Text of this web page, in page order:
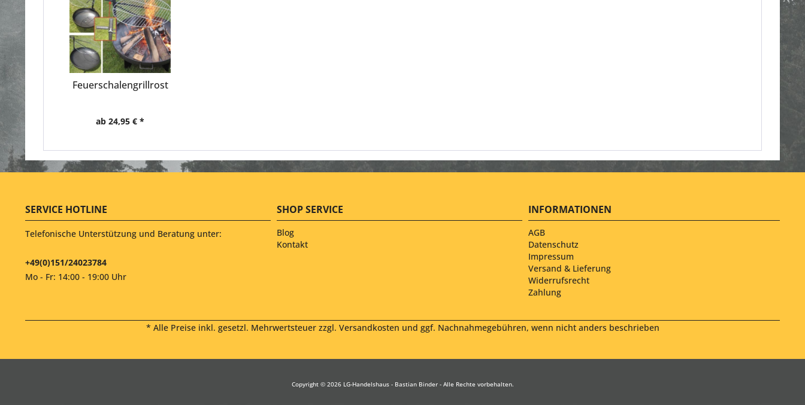
Feuerschalengrillrost
ab 24,95 € *
SERVICE HOTLINE
Telefonische Unterstützung und Beratung unter:
+49(0)151/24023784
Mo - Fr: 14:00 - 19:00 Uhr
SHOP SERVICE
Blog
Kontakt
INFORMATIONEN
AGB
Datenschutz
Impressum
Versand & Lieferung
Widerrufsrecht
Zahlung
* Alle Preise inkl. gesetzl. Mehrwertsteuer zzgl. Versandkosten und ggf. Nachnahmegebühren, wenn nicht anders beschrieben
Copyright © 2026 LG-Handelshaus - Bastian Binder - Alle Rechte vorbehalten.